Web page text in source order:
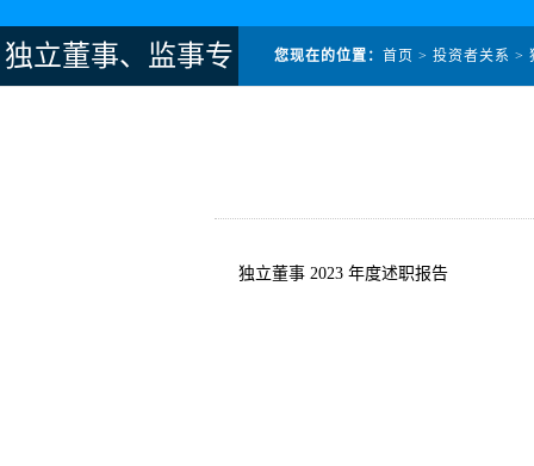
独立董事、监事专
您现在的位置： 首页 > 投资者关系 >
独立董事 2023 年度述职报告